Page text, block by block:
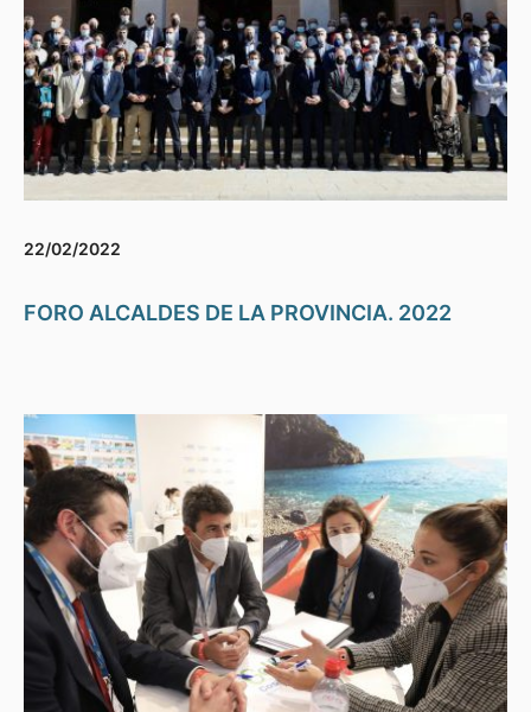
22/02/2022
FORO ALCALDES DE LA PROVINCIA. 2022